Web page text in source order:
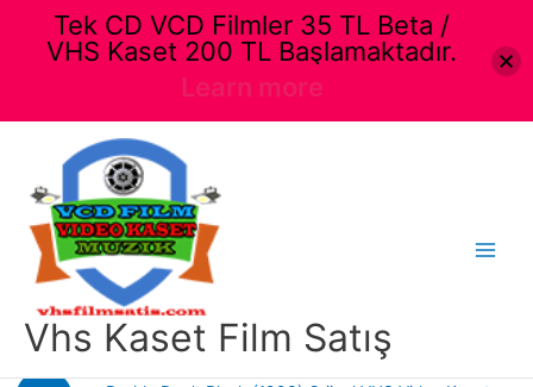
Vhs Kaset Film Satış
Tek CD VCD Filmler 35 TL Beta /
VHS Kaset 200 TL Başlamaktadır.
Learn more